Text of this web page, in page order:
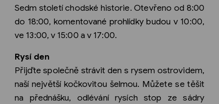
Sedm století chodské historie. Otevřeno od 8:00
do 18:00, komentované prohlídky budou v 10:00,
ve 13:00, v 15:00 a v 17:00.
Rysí den
Přijďte společně strávit den s rysem ostrovidem,
naší největší kočkovitou šelmou. Můžete se těšit
na přednášku, odlévání rysích stop ze sádry